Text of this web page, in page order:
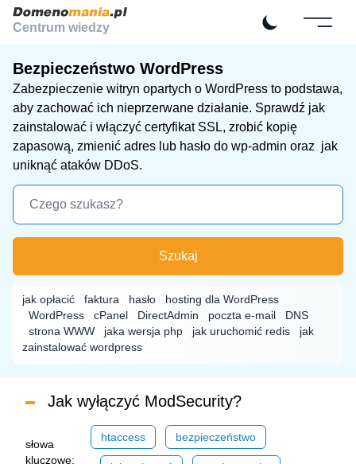
Centrum wiedzy
Bezpieczeństwo WordPress
Zabezpieczenie witryn opartych o WordPress to podstawa,
aby zachować ich nieprzerwane działanie. Sprawdź jak
zainstalować i włączyć certyfikat SSL, zrobić kopię
zapasową, zmienić adres lub hasło do wp-admin oraz jak
uniknąć ataków DDoS.
Szukaj
jak opłacić faktura hasło
hosting dla WordPress
WordPress
cPanel DirectAdmin poczta e-mail
DNS
strona WWW
jaka wersja php jak uruchomić redis
jak
zainstalować wordpress
Jak wyłączyć ModSecurity?
słowa
kluczowe:
htaccess bezpieczeństwo